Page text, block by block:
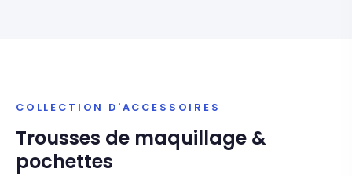
COLLECTION D'ACCESSOIRES
Trousses de maquillage &
pochettes